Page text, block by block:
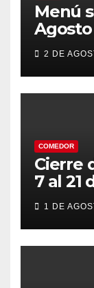
Menú
2 DE
COMEDOR
Cierre
7 al 21
1 DE